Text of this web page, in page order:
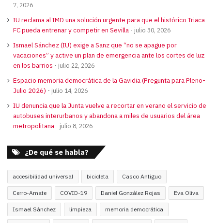
7, 2026
IU reclama al IMD una solución urgente para que el histórico Triaca
FC pueda entrenar y competir en Sevilla
julio 30, 2026
Ismael Sánchez (IU) exige a Sanz que “no se apague por
vacaciones” y active un plan de emergencia ante los cortes de luz
en los barrios
julio 22, 2026
Espacio memoria democrática de la Gavidia (Pregunta para Pleno-
Julio 2026)
julio 14, 2026
IU denuncia que la Junta vuelve a recortar en verano el servicio de
autobuses interurbanos y abandona a miles de usuarios del área
metropolitana
julio 8, 2026
¿De qué se habla?
accesibilidad universal bicicleta Casco Antiguo
Cerro-Amate COVID-19 Daniel González Rojas Eva Oliva
Ismael Sánchez limpieza memoria democrática